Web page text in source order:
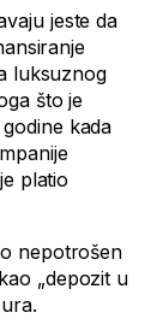
jeste da
luksuznog
što je
kada
platio
nepotrošen
„depozit u